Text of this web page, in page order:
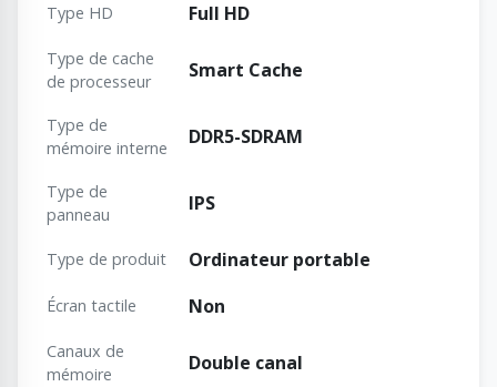
Type HD Full HD
Type de cache
de processeur
Smart Cache
Type de
mémoire interne
DDR5-SDRAM
Type de
panneau
IPS
Type de produit Ordinateur portable
Écran tactile Non
Canaux de
mémoire
Double canal